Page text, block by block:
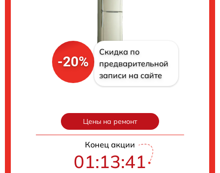
-20%
Скидка по
предварительной
записи на сайте
Цены на ремонт
Конец акции
01:13:40